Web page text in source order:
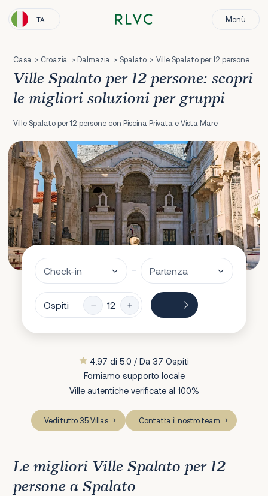
ITA Menù
Casa Croazia Dalmazia Spalato Ville Spalato per 12 persone
Ville Spalato per 12 persone: scopri
le migliori soluzioni per gruppi
Ville Spalato per 12 persone con Piscina Privata e Vista Mare
Ospiti
4.97 di 5.0 / Da 37 Ospiti
Forniamo supporto locale
Ville autentiche verificate al 100%
Vedi tutto 35 Villas Contatta il nostro team
Le migliori Ville Spalato per 12
persone a Spalato